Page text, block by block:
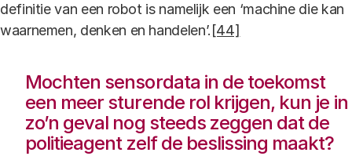
definitie van een robot is namelijk een ‘machine die kan
waarnemen, denken en handelen’. [44]
Mochten sensordata in de toekomst
een meer sturende rol krijgen, kun je in
zo’n geval nog steeds zeggen dat de
politieagent zelf de beslissing maakt?